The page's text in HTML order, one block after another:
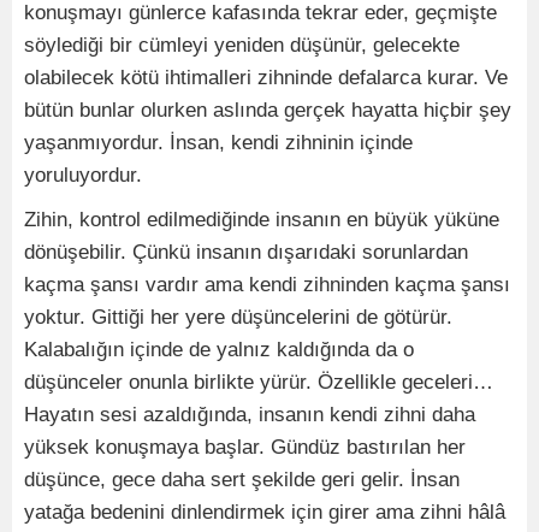
konuşmayı günlerce kafasında tekrar eder, geçmişte
söylediği bir cümleyi yeniden düşünür, gelecekte
olabilecek kötü ihtimalleri zihninde defalarca kurar. Ve
bütün bunlar olurken aslında gerçek hayatta hiçbir şey
yaşanmıyordur. İnsan, kendi zihninin içinde
yoruluyordur.
Zihin, kontrol edilmediğinde insanın en büyük yüküne
dönüşebilir. Çünkü insanın dışarıdaki sorunlardan
kaçma şansı vardır ama kendi zihninden kaçma şansı
yoktur. Gittiği her yere düşüncelerini de götürür.
Kalabalığın içinde de yalnız kaldığında da o
düşünceler onunla birlikte yürür. Özellikle geceleri…
Hayatın sesi azaldığında, insanın kendi zihni daha
yüksek konuşmaya başlar. Gündüz bastırılan her
düşünce, gece daha sert şekilde geri gelir. İnsan
yatağa bedenini dinlendirmek için girer ama zihni hâlâ